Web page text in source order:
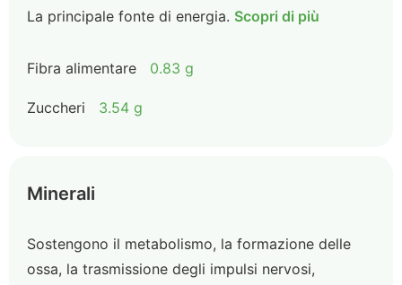
La principale fonte di energia. Scopri di più
Fibra alimentare 0.83 g
Zuccheri 3.54 g
Minerali
Sostengono il metabolismo, la formazione delle
ossa, la trasmissione degli impulsi nervosi,